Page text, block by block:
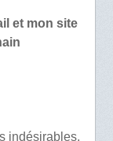
et mon site
indésirables.